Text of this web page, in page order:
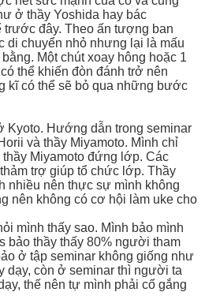
ở thầy Yoshida hay bác
trước đây. Theo ấn tượng ban
di chuyển nhỏ nhưng lại là mấu
Một chút xoay hông hoặc 1
thể khiến đòn đánh trở nên
kĩ có thể sẽ bỏ qua những bước
Kyoto. Hướng dẫn trong seminar
và thầy Miyamoto. Mình chỉ
Miyamoto đứng lớp. Các
trợ giúp tổ chức lớp. Thầy
nhiều nên thực sự mình không
nên không có cơ hội làm uke cho
mình thấy sao. Mình bảo mình
bảo thầy thấy 80% người tham
ở tập seminar không giống như
dạy, còn ở seminar thì người ta
thế nên tự mình phải cố gắng